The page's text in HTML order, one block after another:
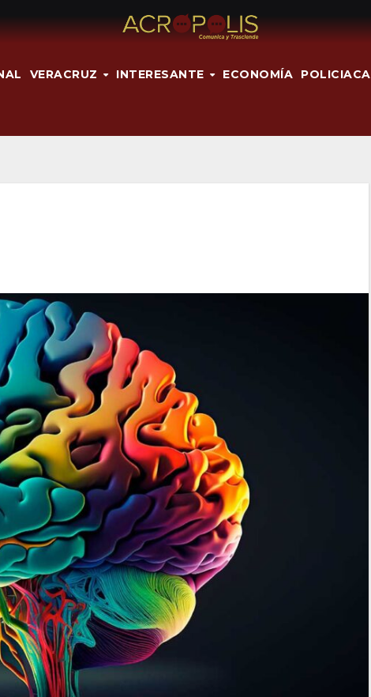
VERACRUZ INTERESANTE ECONOMÍA POLICIACA